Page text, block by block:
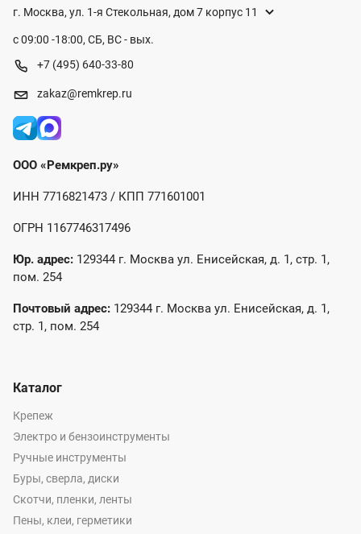
г. Москва, ул. 1-я Стекольная, дом 7 корпус 11
с 09:00 -18:00, СБ, ВС - вых.
+7 (495) 640-33-80
zakaz@remkrep.ru
ООО «Ремкреп.ру»
ИНН 7716821473 / КПП 771601001
ОГРН 1167746317496
Юр. адрес: 129344 г. Москва ул. Енисейская, д. 1, стр. 1,
пом. 254
Почтовый адрес: 129344 г. Москва ул. Енисейская, д. 1,
стр. 1, пом. 254
Каталог
Крепеж
Электро и бензоинструменты
Ручные инструменты
Буры, сверла, диски
Скотчи, пленки, ленты
Пены, клеи, герметики